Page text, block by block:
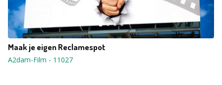
Maak je eigen Reclamespot
A2dam-Film - 11027